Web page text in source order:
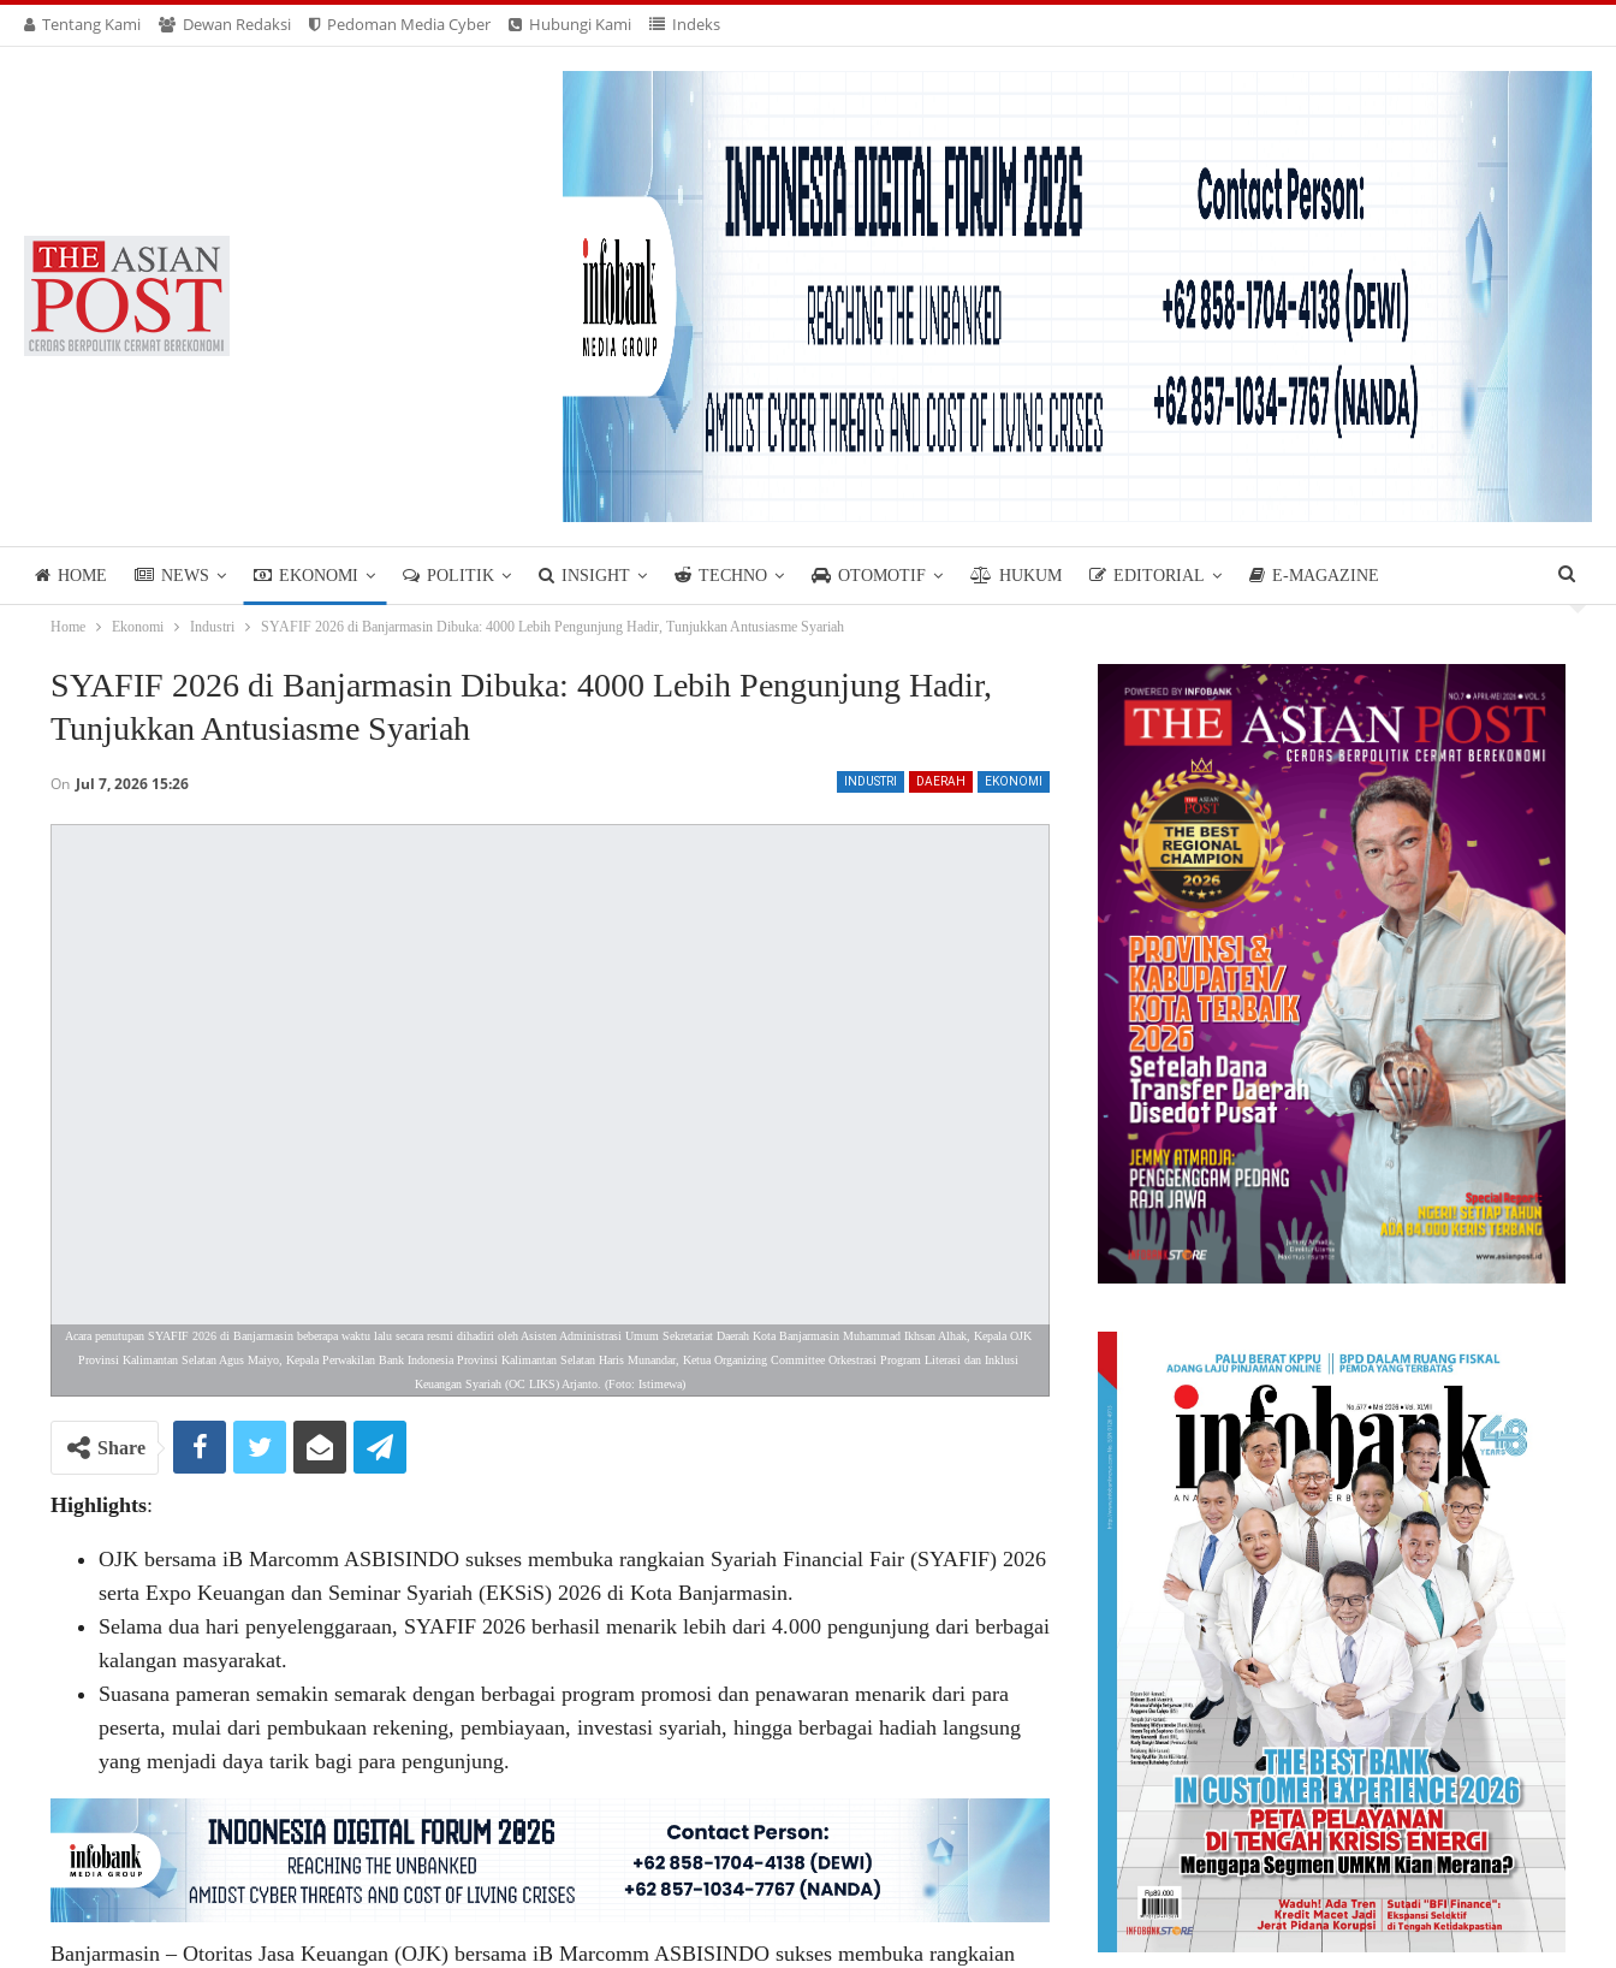
Tentang Kami Dewan Redaksi Pedoman Media Cyber Hubungi Kami Indeks
HOME NEWS EKONOMI POLITIK INSIGHT TECHNO OTOMOTIF HUKUM EDITORIAL E-MAGAZINE
LIFESTYLE ASIANPOSTTV
Home Ekonomi Industri SYAFIF 2026 di Banjarmasin Dibuka: 4000 Lebih Pengunjung Hadir, Tunjukkan Antusiasme Syariah
SYAFIF 2026 di Banjarmasin Dibuka: 4000 Lebih Pengunjung Hadir,
Tunjukkan Antusiasme Syariah
INDUSTRI DAERAH EKONOMI
On Jul 7, 2026 15:26
Acara penutupan SYAFIF 2026 di Banjarmasin beberapa waktu lalu secara resmi dihadiri oleh Asisten Administrasi Umum Sekretariat Daerah Kota Banjarmasin Muhammad Ikhsan Alhak, Kepala OJK
Provinsi Kalimantan Selatan Agus Maiyo, Kepala Perwakilan Bank Indonesia Provinsi Kalimantan Selatan Haris Munandar, Ketua Organizing Committee Orkestrasi Program Literasi dan Inklusi
Keuangan Syariah (OC LIKS) Arjanto. (Foto: Istimewa)
Share
Highlights:
OJK bersama iB Marcomm ASBISINDO sukses membuka rangkaian Syariah Financial Fair (SYAFIF) 2026
serta Expo Keuangan dan Seminar Syariah (EKSiS) 2026 di Kota Banjarmasin.
Selama dua hari penyelenggaraan, SYAFIF 2026 berhasil menarik lebih dari 4.000 pengunjung dari berbagai
kalangan masyarakat.
Suasana pameran semakin semarak dengan berbagai program promosi dan penawaran menarik dari para
peserta, mulai dari pembukaan rekening, pembiayaan, investasi syariah, hingga berbagai hadiah langsung
yang menjadi daya tarik bagi para pengunjung.
Banjarmasin – Otoritas Jasa Keuangan (OJK) bersama iB Marcomm ASBISINDO sukses membuka rangkaian